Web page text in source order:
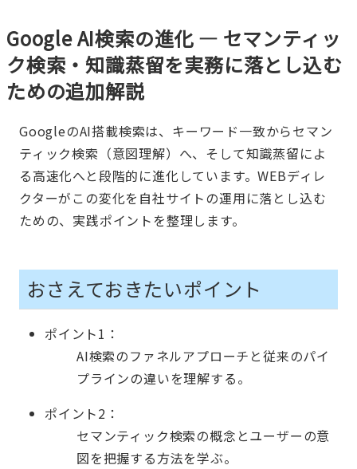
Google AI検索の進化 — セマンティッ
ク検索・知識蒸留を実務に落とし込む
ための追加解説
GoogleのAI搭載検索は、キーワード一致からセマン
ティック検索（意図理解）へ、そして知識蒸留によ
る高速化へと段階的に進化しています。WEBディレ
クターがこの変化を自社サイトの運用に落とし込む
ための、実践ポイントを整理します。
おさえておきたいポイント
ポイント1：
AI検索のファネルアプローチと従来のパイ
プラインの違いを理解する。
ポイント2：
セマンティック検索の概念とユーザーの意
図を把握する方法を学ぶ。